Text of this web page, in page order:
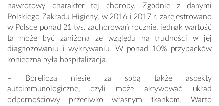
nawrotowy charakter tej choroby. Zgodnie z danymi
Polskiego Zakładu Higieny, w 2016 i 2017 r. zarejestrowano
w Polsce ponad 21 tys. zachorowań rocznie, jednak wartość
ta może być zaniżona ze względu na trudności w jej
diagnozowaniu i wykrywaniu. W ponad 10% przypadków
konieczna była hospitalizacja.
– Borelioza niesie za sobą także aspekty
autoimmunologiczne, czyli może aktywować układ
odpornościowy przeciwko własnym tkankom. Warto